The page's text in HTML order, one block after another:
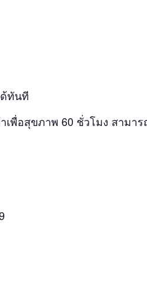
ทันที
พื่อสุขภาพ 60 ชั่วโมง สามา